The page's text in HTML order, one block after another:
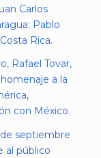
Carlos
Pablo
Rica.
Rafael Tovar,
a la
con México.
de septiembre
al público